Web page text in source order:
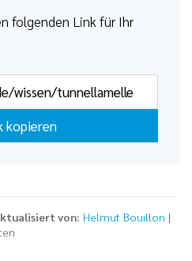
folgenden Link für Ihr
kopieren
von: Helmut Bouillon |